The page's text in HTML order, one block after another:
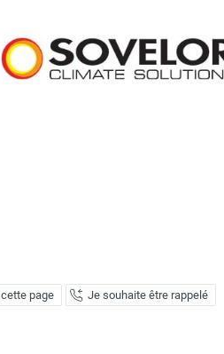
/ extracteur d'air mobile
fixe
mural centrifuge
page Je souhaite être rappelé